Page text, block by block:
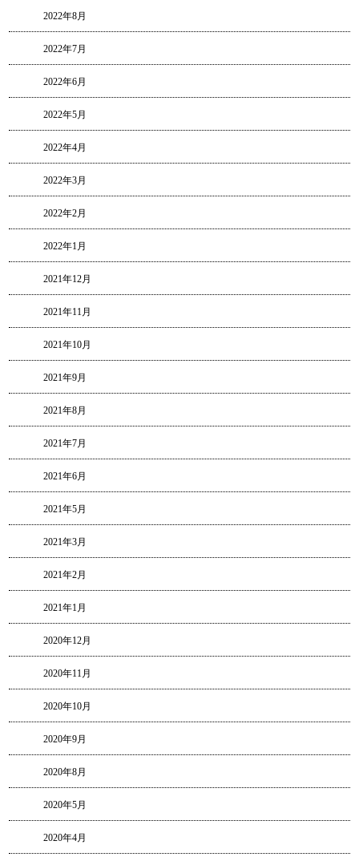
2022年8月
2022年7月
2022年6月
2022年5月
2022年4月
2022年3月
2022年2月
2022年1月
2021年12月
2021年11月
2021年10月
2021年9月
2021年8月
2021年7月
2021年6月
2021年5月
2021年3月
2021年2月
2021年1月
2020年12月
2020年11月
2020年10月
2020年9月
2020年8月
2020年5月
2020年4月